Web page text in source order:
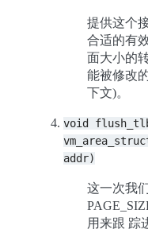
提供这个
合适的有
面大小的
能被修改
下文)。
void
addr)
这一次我
用来跟 踪